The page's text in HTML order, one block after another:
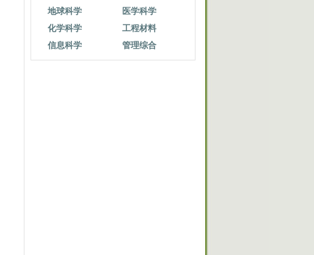
地球科学
化学科学
信息科学
医学科学
工程材料
管理综合